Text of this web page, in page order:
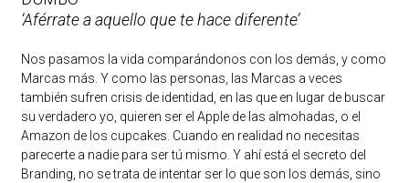
‘Aférrate a aquello que te hace diferente’
Nos pasamos la vida comparándonos con los demás, y como
Marcas más. Y como las personas, las Marcas a veces
también sufren crisis de identidad, en las que en lugar de buscar
su verdadero yo, quieren ser el Apple de las almohadas, o el
Amazon de los cupcakes. Cuando en realidad no necesitas
parecerte a nadie para ser tú mismo. Y ahí está el secreto del
Branding, no se trata de intentar ser lo que son los demás, sino